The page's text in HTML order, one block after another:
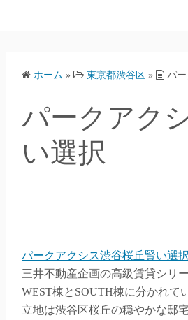
ホーム » 東京都渋谷区 » パ
パークアク
い選択
パークアクシス渋谷桜丘賢い選択
三井不動産企画の高級賃貸シリ
WEST棟とSOUTH棟に分かれて
立地は渋谷区桜丘の穏やかな邸宅